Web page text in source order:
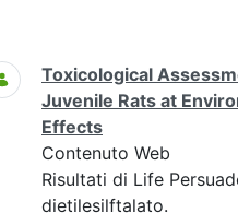
Toxicological
Juvenile Rats at
Effects
Contenuto Web
Risultati di Life
dietilesilftalato.